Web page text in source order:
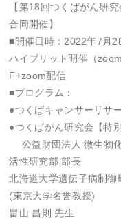
【第18回つくばがん研
合同開催】
■開催日時：2022年7月
ハイブリット開催（
F+zoom配信
■プログラム：
●つくばキャンサーリサ
●つくばがん研究会【特
公益財団法人 微生物
活性研究部 部長
北海道大学遺伝子病制
(東京大学名誉教授)
畠山 昌則 先生